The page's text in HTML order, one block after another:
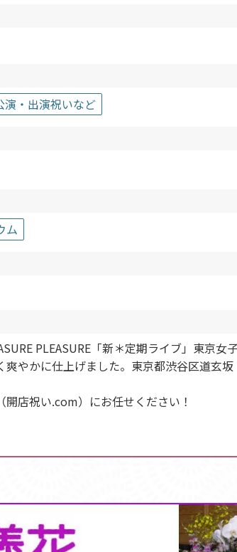
演・出演祝いなど
ム
PLEASURE「新＊定期ライブ」東京
やかに仕上げました。東京都渋谷区道玄
店祝い.com）にお任せください！